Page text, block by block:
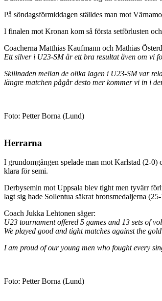
På söndagsförmiddagen ställdes man mot
I finalen mot Kronan kom så första setförlusten
Coacherna Matthias Kaufmann och Mathias
Ett silver i U23-SM är ett bra resultat även om vi
Skillnaden mellan de olika lagen i U23-SM var
längre matchen pågår desto mer kommer vi in i
Foto: Petter Borna (Lund)
Herrarna
I grundomgången spelade man mot Karlstad (2-
klara för semi.
Derbysemin mot Uppsala blev tight men tyvärr
lagt sig hade Sollentua säkrat bronsmedaljerna
Coach Jukka Lehtonen säger:
U23 tournament offered 5 games and 13 sets of
We played good and tight matches against the
I am proud of our young men who fought every
Foto: Petter Borna (Lund)